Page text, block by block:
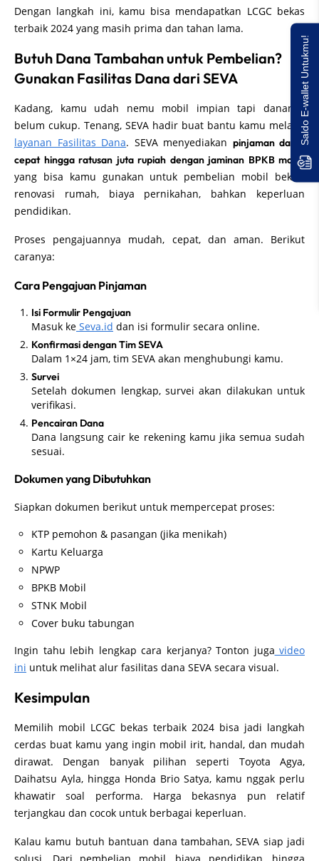
Dengan langkah ini, kamu bisa mendapatkan LCGC bekas
terbaik 2024 yang masih prima dan tahan lama.
Butuh Dana Tambahan untuk Pembelian?
Gunakan Fasilitas Dana dari SEVA
Kadang, kamu udah nemu mobil impian tapi dananya
belum cukup. Tenang, SEVA hadir buat bantu kamu melalui
layanan Fasilitas Dana. SEVA menyediakan pinjaman dana
cepat hingga ratusan juta rupiah dengan jaminan BPKB mobil,
yang bisa kamu gunakan untuk pembelian mobil bekas,
renovasi rumah, biaya pernikahan, bahkan keperluan
pendidikan.
Proses pengajuannya mudah, cepat, dan aman. Berikut
caranya:
Cara Pengajuan Pinjaman
Isi Formulir Pengajuan
Masuk ke Seva.id dan isi formulir secara online.
Konfirmasi dengan Tim SEVA
Dalam 1×24 jam, tim SEVA akan menghubungi kamu.
Survei
Setelah dokumen lengkap, survei akan dilakukan untuk
verifikasi.
Pencairan Dana
Dana langsung cair ke rekening kamu jika semua sudah
sesuai.
Dokumen yang Dibutuhkan
Siapkan dokumen berikut untuk mempercepat proses:
KTP pemohon & pasangan (jika menikah)
Kartu Keluarga
NPWP
BPKB Mobil
STNK Mobil
Cover buku tabungan
Ingin tahu lebih lengkap cara kerjanya? Tonton juga video
ini untuk melihat alur fasilitas dana SEVA secara visual.
Kesimpulan
Memilih mobil LCGC bekas terbaik 2024 bisa jadi langkah
cerdas buat kamu yang ingin mobil irit, handal, dan mudah
dirawat. Dengan banyak pilihan seperti Toyota Agya,
Daihatsu Ayla, hingga Honda Brio Satya, kamu nggak perlu
khawatir soal performa. Harga bekasnya pun relatif
terjangkau dan cocok untuk berbagai keperluan.
Kalau kamu butuh bantuan dana tambahan, SEVA siap jadi
Saldo E-wallet Untukmu!